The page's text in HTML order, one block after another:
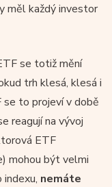
měl každý investor
se totiž mění
trh klesá, klesá i
se to projeví v době
reagují na vývoj
ETF
mohou být velmi
nemáte